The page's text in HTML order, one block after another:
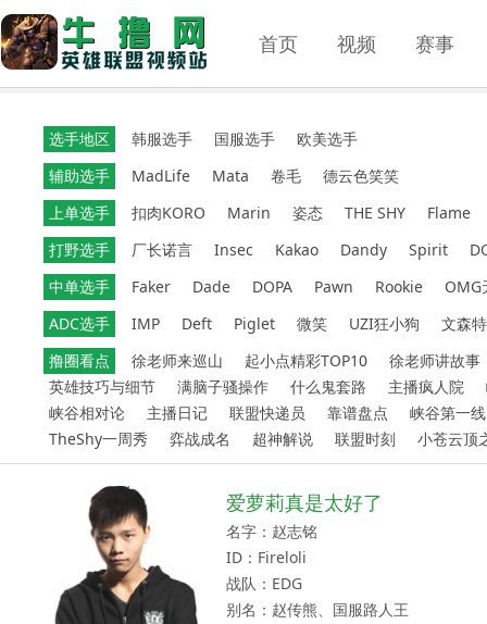
首页 视频 赛事
选手地区 韩服选手 国服选手
欧美选手
辅助选手
MadLife Mata 卷毛
德云色笑笑
上单选手
扣肉KORO Marin 姿态 THE SHY
Flame
打野选手
厂长诺言 Insec Kakao Dandy Spirit
中单选手
Faker Dade DOPA Pawn Rookie
OMG
ADC选手
IMP Deft Piglet 微笑 UZI狂小狗
文森特
撸圈看点
徐老师来巡山 起小点精彩TOP10
徐老师讲故事
英雄技巧与细节
满脑子骚操作 什么鬼套路 主播疯人院
峡谷相对论
主播日记 联盟快递员 靠谱盘点
峡谷第一线
TheShy一周秀
弈战成名 超神解说 联盟时刻 小苍云顶
爱萝莉真是太好了
名字：赵志铭
ID：Fireloli
战队：EDG
别名：赵传熊、国服路人王